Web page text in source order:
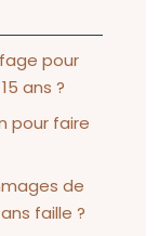
pour
ans ?
pour faire
de
faille ?